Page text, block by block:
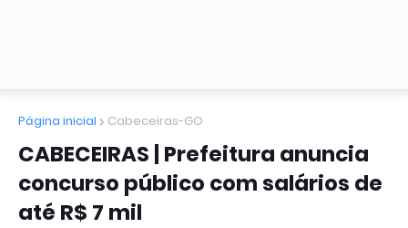
Página inicial Cabeceiras-GO
CABECEIRAS | Prefeitura anuncia
concurso público com salários de
até R$ 7 mil